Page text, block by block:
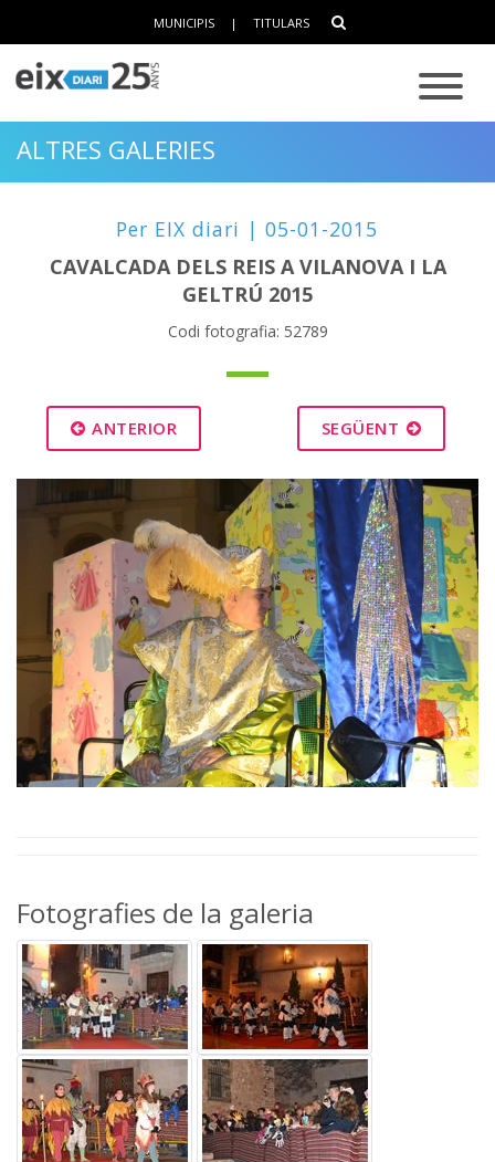
MUNICIPIS | TITULARS
ALTRES GALERIES
Per EIX diari | 05-01-2015
CAVALCADA DELS REIS A VILANOVA I LA
GELTRÚ 2015
Codi fotografia: 52789
ANTERIOR SEGÜENT
Fotografies de la galeria